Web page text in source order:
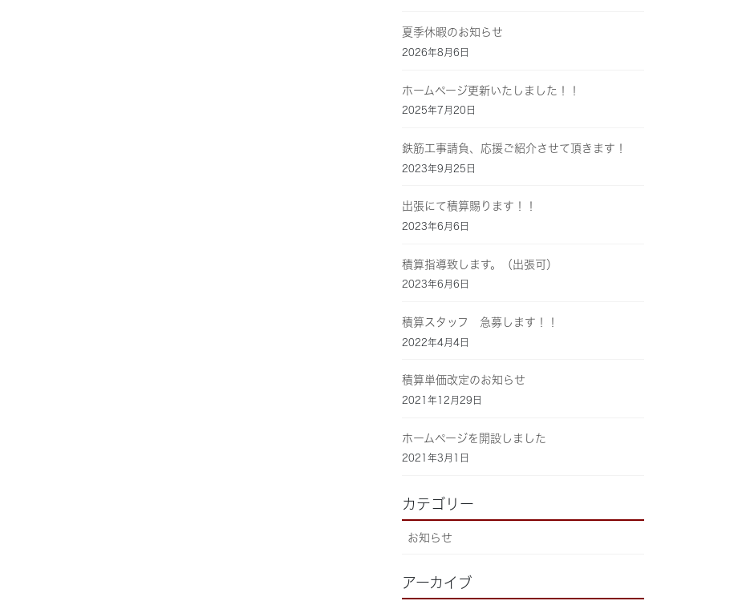
夏季休暇のお知らせ
2026年8月6日
ホームページ更新いたしました！！
2025年7月20日
鉄筋工事請負、応援ご紹介させて頂きます！
2023年9月25日
出張にて積算賜ります！！
2023年6月6日
積算指導致します。（出張可）
2023年6月6日
積算スタッフ 急募します！！
2022年4月4日
積算単価改定のお知らせ
2021年12月29日
ホームページを開設しました
2021年3月1日
カテゴリー
お知らせ
アーカイブ